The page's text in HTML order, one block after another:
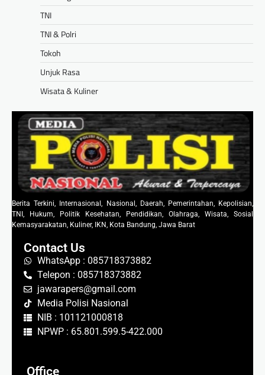
TNI
TNI & Polri
Tokoh
Unjuk Rasa
Wisata & Kuliner
Berita Terkini, Internasional, Nasional, Daerah, Pemerintahan, Kepolisian,
TNI, Hukum, Politik Kesehatan, Pendidikan, Olahraga, Wisata, Sosial
Kemasyarakatan, Kuliner, IKN, Kota Bandung, Jawa Barat
Contact Us
WhatsApp : 085718373882
Telepon : 085718373882
jawarapers@gmail.com
Media Polisi Nasional
NIB : 101121000818
NPWP : 65.801.599.5-422.000
Office